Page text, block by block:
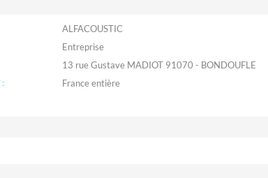
ALFACOUSTIC
Entreprise
13 rue Gustave MADIOT 91070 - BONDOUFLE
: